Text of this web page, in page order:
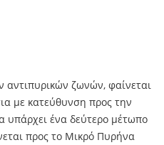
ζωνών, φαίνεται
με κατεύθυνση προς την
υπάρχει ένα δεύτερο μέτωπο
προς το Μικρό Πυρήνα